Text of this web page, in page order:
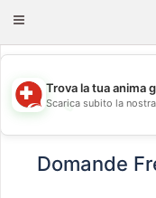
Toggle
💖
Trova la tua anima
Scarica subito la
Domande